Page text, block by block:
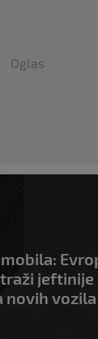
Oglas
jeftinije
novih